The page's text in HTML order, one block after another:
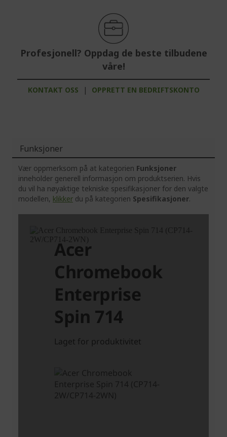
Profesjonell? Oppdag de beste tilbudene
våre!
KONTAKT OSS | OPPRETT EN BEDRIFTSKONTO
Funksjoner
Vær oppmerksom på at kategorien Funksjoner
inneholder generell informasjon om produktserien. Hvis
du vil ha nøyaktige tekniske spesifikasjoner for den valgte
modellen, klikker du på kategorien Spesifikasjoner.